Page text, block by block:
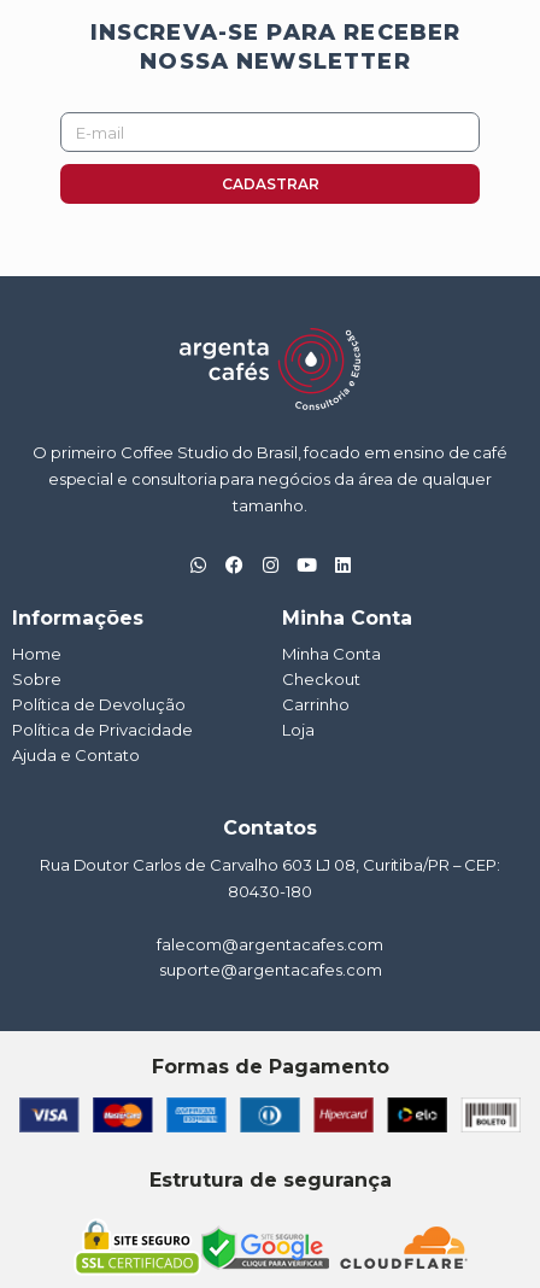
INSCREVA-SE PARA RECEBER
NOSSA NEWSLETTER
E-
mail
CADASTRAR
O primeiro Coffee Studio do Brasil, focado em ensino de café
especial e consultoria para negócios da área de qualquer
tamanho.
W
h
F
a
I
n
m
Y
o
t
u
b
e
L
i
k
e
d
i
n
Informações
Home
Sobre
Política de Devolução
Política de Privacidade
Ajuda e Contato
Minha Conta
Minha Conta
Checkout
Carrinho
Loja
Contatos
Rua Doutor Carlos de Carvalho 603 LJ 08, Curitiba/PR – CEP:
80430-180
falecom@argentacafes.com
suporte@argentacafes.com
Formas de Pagamento
Estrutura de segurança